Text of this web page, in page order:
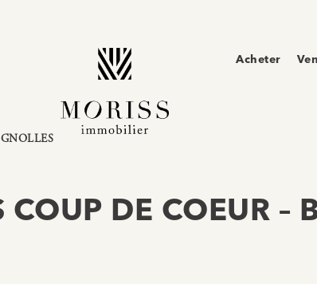
Acheter
DE COEUR –